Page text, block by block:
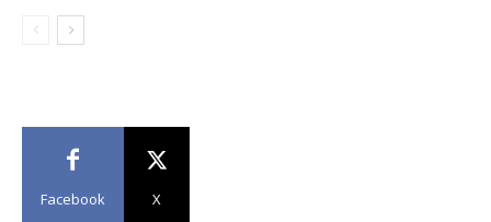
Facebook X